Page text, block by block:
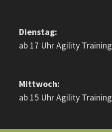
Dienstag:
ab 17 Uhr Agility Training
Mittwoch:
ab 15 Uhr Agility Training